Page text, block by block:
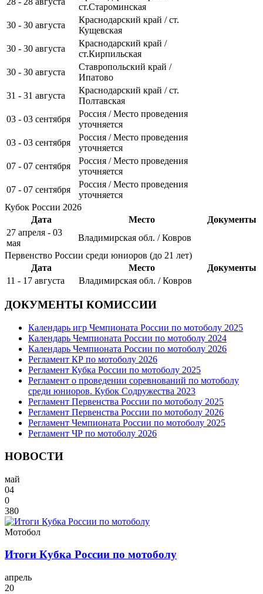
ст.Староминская
30 - 30 августа
Краснодарский край / ст.
Кущевская
30 - 30 августа
Краснодарский край /
ст.Кирпильская
30 - 30 августа
Ставропольский край /
Ипатово
31 - 31 августа
Краснодарский край / ст.
Полтавская
03 - 03 сентября
Россия / Место проведения
уточняется
03 - 03 сентября
Россия / Место проведения
уточняется
07 - 07 сентября
Россия / Место проведения
уточняется
07 - 07 сентября
Россия / Место проведения
уточняется
Кубок России 2026
Дата
Место
Документы
27 апреля - 03
мая
Владимирская обл. / Ковров
Первенство России среди юниоров (до 21 лет)
Дата
Место
Документы
11 - 17 августа
Владимирская обл. / Ковров
ДОКУМЕНТЫ КОМИССИИ
Календарь игр Чемпионата России по мотоболу 2025
Календарь Чемпионата России по мотоболу 2024
Календарь Чемпионата России по мотоболу 2026
Регламент КР по мотоболу 2026
Регламент Кубка России по мотоболу 2025
Регламент о проведении соревнований по мотоболу
среди юниоров. Кубок Содружества 2023
Регламент Первенства России по мотоболу 2025
Регламент Первенства России по мотоболу 2026
Регламент Чемпионата России по мотоболу 2025
Регламент ЧР по мотоболу 2026
НОВОСТИ
май
04
0
380
Мотобол
Итоги Кубка России по мотоболу
апрель
20